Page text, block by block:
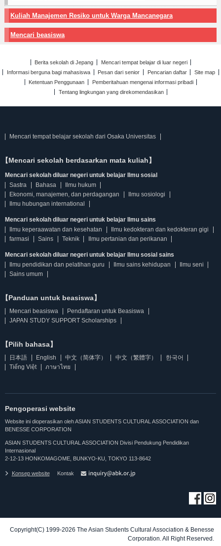
Kuliah Manajemen Resiko untuk Warga Mancanegara
Mencari beasiswa
Berita sekolah di Jepang
Mencari tempat belajar di luar negeri
Informasi berguna bagi mahasiswa
Pesan dari senior Pencarian daftar
Site map
Ketentuan Penggunaan
Pemberitahuan mengenai informasi pribadi
Tentang lingkungan yang direkomendasikan
Mencari tempat belajar sekolah dari Osaka Universitas
【Mencari sekolah berdasarkan mata kuliah】
Mencari sekolah diluar negeri untuk belajar Ilmu sosial
Sastra
Bahasa
Ilmu hukum
Ekonomi, manajemen, dan perdagangan
Ilmu sosiologi
Ilmu hubungan international
Mencari sekolah diluar negeri untuk belajar Ilmu sains
Ilmu keperaawatan dan kesehatan
Ilmu kedokteran dan kedokteran gigi
farmasi
Sains Teknik Ilmu pertanian dan perikanan
Mencari sekolah diluar negeri untuk belajar Ilmu sosial sains
Ilmu pendidikan dan pelatihan guru
Ilmu sains kehidupan
Ilmu seni
Sains umum
【Panduan untuk beasiswa】
Mencari beasiswa
Pendaftaran untuk Beasiswa
JAPAN STUDY SUPPORT Scholarships
【Pilih bahasa】
日本語 English 中文（简体字） 中文（繁體字）
한국어
Tiếng Việt
ภาษาไทย
Pengoperasi website
Website ini dioperasikan oleh ASIAN STUDENTS CULTURAL ASSOCIATION dan
BENESSE CORPORATION
ASIAN STUDENTS CULTURAL ASSOCIATION Divisi Pendukung Pendidikan
Internasional
2-12-13 HONKOMAGOME, BUNKYO-KU, TOKYO 113-8642
Konsep website Kontak
Copyright(C) 1999-2026 The Asian Students Cultural Association & Benesse
Corporation. All Right Reserved.